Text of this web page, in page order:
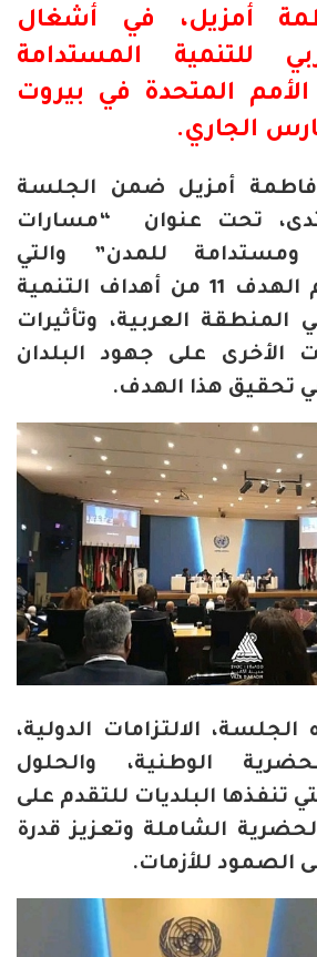
أمزيل، في أشغال
للتنمية المستدامة
الأمم المتحدة في بيروت
فاطمة أمزيل ضمن الجلسة
تحت عنوان “مسارات
للمدن” والتي
خصصت ‏لتقييم الهدف 11 من أهداف التنمية
17 في المنطقة العربية، وتأثيرات
والأزمات الأخرى على جهود البلدان
تحقيق هذا الهدف.‏
الالتزامات الدولية،
الوطنية، والحلول
تنفذها البلديات للتقدم على
الشاملة وتعزيز قدرة
الصمود للأزمات.